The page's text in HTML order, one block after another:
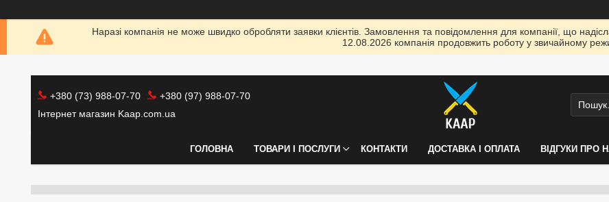
Наразі компанія не може швидко обробляти заявки клієнтів. Замовлення та повідомлення для компанії, що
12.08.2026 компанія продовжить роботу у звичайному
+380 (73) 988-07-70
+380 (97) 988-07-70
Інтернет магазин Kaap.com.ua
ГОЛОВНА ТОВАРИ І ПОСЛУГИ КОНТАКТИ ДОСТАВКА І ОПЛАТА ВІДГУКИ ПРО